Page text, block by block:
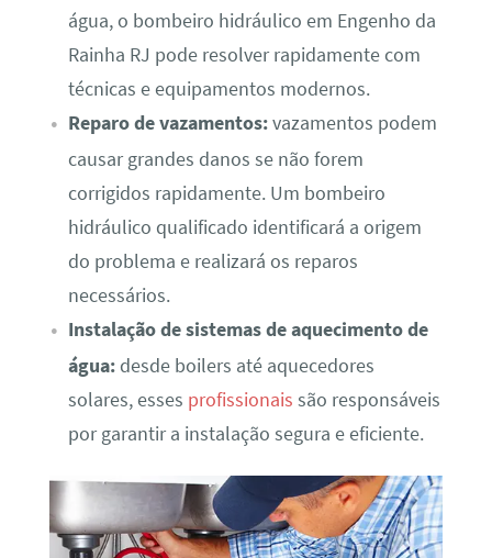
água, o bombeiro hidráulico em Engenho da
Rainha RJ pode resolver rapidamente com
técnicas e equipamentos modernos.
Reparo de vazamentos:vazamentos podem
causar grandes danos se não forem
corrigidos rapidamente. Um bombeiro
hidráulico qualificado identificará a origem
do problema e realizará os reparos
necessários.
Instalação de sistemas de aquecimento de
água:desde boilers até aquecedores
solares, esses profissionais são responsáveis
por garantir a instalação segura e eficiente.